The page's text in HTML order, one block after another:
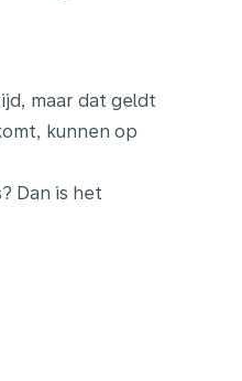
maar dat geldt
kunnen op
Dan is het